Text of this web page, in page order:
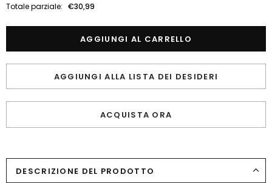
Totale parziale: €30,99
AGGIUNGI ALLA LISTA DEI DESIDERI
ACQUISTA ORA
DESCRIZIONE DEL PRODOTTO